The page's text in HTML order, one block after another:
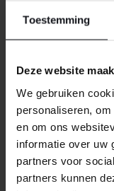
Toestemming
Deze website
We gebruiken
personaliseren,
en om ons
informatie over uw
partners voor
partners kunnen